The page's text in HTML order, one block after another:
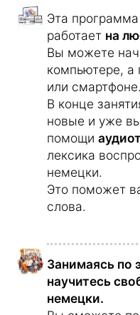
по изучению
Почему